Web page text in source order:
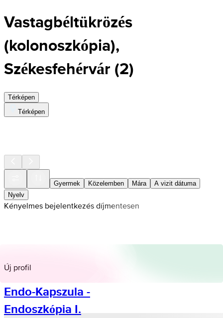
Vastagbéltükrözés
(kolonoszkópia),
Székesfehérvár (2)
Térképen
Térképen
Gyermek Közelemben Mára
A vizit dátuma
Nyelv
Kényelmes bejelentkezés díjmentesen
Új profil
Endo-Kapszula -
Endoszkópia I.